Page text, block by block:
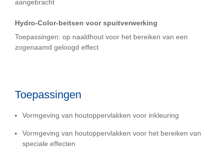
aangebracht
Hydro-Color-beitsen voor spuitverwerking
Toepassingen: op naaldhout voor het bereiken van een
zogenaamd geloogd effect
Toepassingen
Vormgeving van houtoppervlakken voor inkleuring
Vormgeving van houtoppervlakken voor het bereiken van
speciale effecten